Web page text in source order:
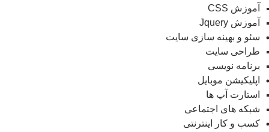
آموزش CSS
آموزش Jquery
سئو و بهینه سازی سایت
طراحی سایت
برنامه نویسی
اپلیکیشن موبایل
استارت آپ ها
شبکه های اجتماعی
کسب و کار اینترنتی